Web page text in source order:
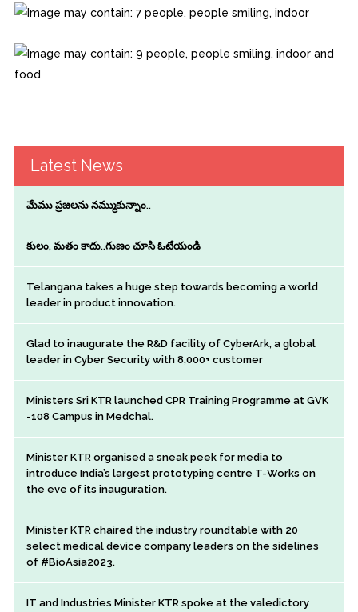
Latest News
మేము ప్రజలను నమ్ముకున్నాం..
కులం, మతం కాదు..గుణం చూసి ఓటేయండి
Telangana takes a huge step towards becoming a world
leader in product innovation.
Glad to inaugurate the R&D facility of CyberArk, a global
leader in Cyber Security with 8,000+ customer
Ministers Sri KTR launched CPR Training Programme at GVK
-108 Campus in Medchal.
Minister KTR organised a sneak peek for media to
introduce India’s largest prototyping centre T-Works on
the eve of its inauguration.
Minister KTR chaired the industry roundtable with 20
select medical device company leaders on the sidelines
of #BioAsia2023.
IT and Industries Minister KTR spoke at the valedictory